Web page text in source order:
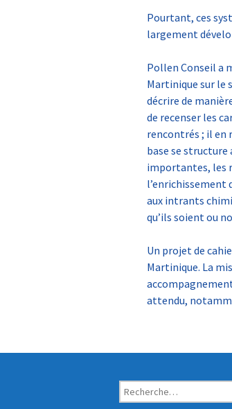
Pourtant, ces
largement
Pollen Conseil a
Martinique sur le
décrire de
de recenser les
rencontrés ; il en
base se
importantes, les
l’enrichissement
aux intrants
qu’ils soient ou
Un projet de
Martinique. La
attendu,
R
e